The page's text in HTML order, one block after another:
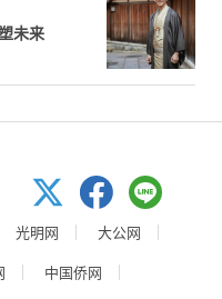
未来
光明网
大公网
中国侨网